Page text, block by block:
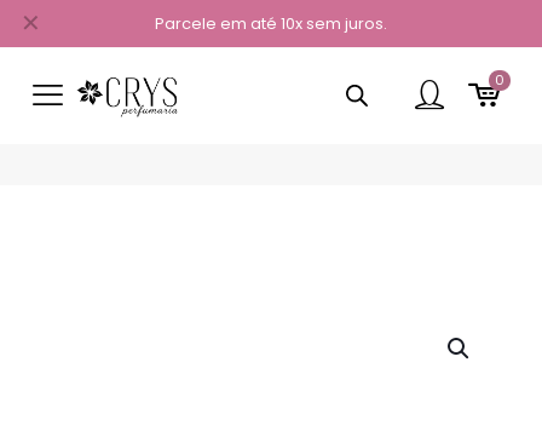
Parcele em até 10x sem juros.
✕
0